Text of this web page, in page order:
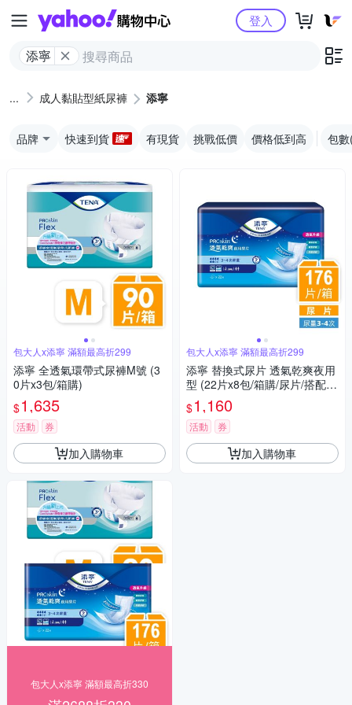
Yahoo購物中心
添寧
登入
成人黏貼型紙尿褲 添寧
品牌 快速到貨 有現貨 挑戰低價 價格低到高 包
包大人x添寧 滿額最高折299
添寧 全透氣環帶式尿褲M號 (3
0片x3包/箱購)
$1,635
活動 券
加入購物車
包大人x添寧 滿額最高折330
包大人x添寧 滿額最高折299
添寧 替換式尿片 透氣乾爽夜用
型 (22片x8包/箱購/尿片/搭配成
人紙尿褲)
$1,160
活動 券
加入購物車